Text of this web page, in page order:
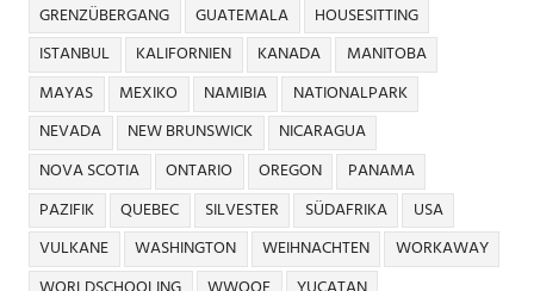
GRENZÜBERGANG
GUATEMALA
HOUSESITTING
ISTANBUL
KALIFORNIEN KANADA
MANITOBA
MAYAS
MEXIKO NAMIBIA
NATIONALPARK
NEVADA
NEW BRUNSWICK
NICARAGUA
NOVA SCOTIA
ONTARIO OREGON
PANAMA
PAZIFIK
QUEBEC SILVESTER SÜDAFRIKA
USA
VULKANE
WASHINGTON WEIHNACHTEN
WORKAWAY